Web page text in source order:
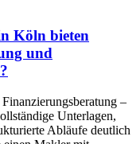
Köln bieten
und
–
Unterlagen,
Abläufe deutlich